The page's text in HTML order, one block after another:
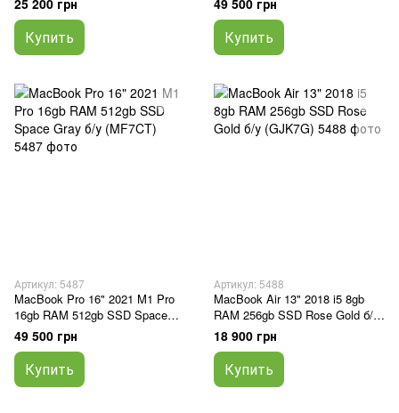
25 200 грн
Купить
49 500 грн
Купить
Артикул: 5487
MacBook Pro 16" 2021 M1 Pro
16gb RAM 512gb SSD Space
Gray б/у (MF7CT)
49 500 грн
Купить
Артикул: 5488
MacBook Air 13" 2018 i5 8gb
RAM 256gb SSD Rose Gold б/у
(GJK7G)
18 900 грн
Купить